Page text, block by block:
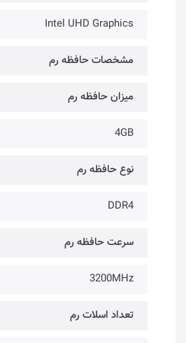
Intel UHD Graphics
مشخصات حافظه رم
میزان حافظه رم
4GB
نوع حافظه رم
DDR4
سرعت حافظه رم
3200MHz
تعداد اسلات رم